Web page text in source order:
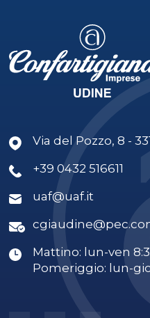
Via del Pozzo, 8 -
+39 0432 516611
uaf@uaf.it
Mattino: lun-ven
Pomeriggio: lun-gio